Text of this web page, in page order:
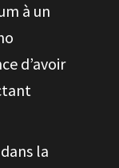
à un
d’avoir
la